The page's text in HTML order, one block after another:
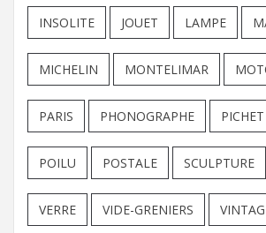
INSOLITE JOUET LAMPE
MICHELIN MONTELIMAR
PARIS PHONOGRAPHE PICHET
POILU POSTALE SCULPTURE
VERRE VIDE-GRENIERS